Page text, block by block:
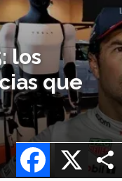
los
que
X
Facebook